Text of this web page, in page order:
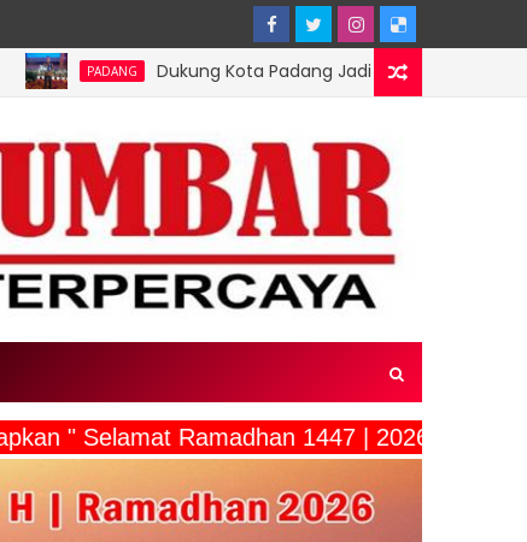
Dukung Kota Padang Jadi Kota Inovator, Kartu Registrasi
" Selamat Ramadhan 1447 | 2026"